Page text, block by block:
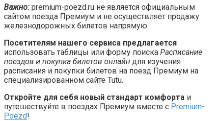
Важно: premium-poezd.ru не является официальным
сайтом поезда Премиум и не осуществляет продажу
железнодорожных билетов напрямую.
Посетителям нашего сервиса предлагается
использовать таблицы или форму поиска Расписание
поездов и покупка билетов онлайн для изучения
расписания и покупки билетов на поезд Премиум на
специализированном сайте Tutu.
Откройте для себя новый стандарт комфорта и
путешествуйте в поездах Премиум вместе с Premium-
Poezd!